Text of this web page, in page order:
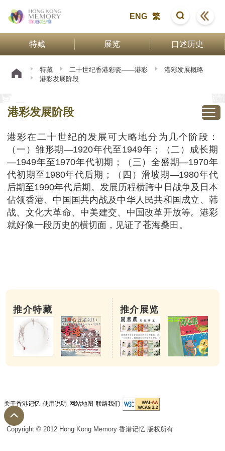
ENG 繁
特藏 展览 口述历史
特藏 二十世纪香港彩瓷——港彩
港彩发展概略
港彩发展阶段
港彩发展阶段
港彩在二十世纪的发展可大略地分为几个阶段：
（一）雏形期—1920年代至1949年；（二）成长期
—1949年至1970年代初期；（三）全盛期—1970年
代初期至1980年代后期；（四）滑坡期—1980年代
后期至1990年代后期。发展历程横跨中日战争及日本
佔领香港、中国国共内战及中华人民共和国成立、韩
战、文化大革命、中美建交、中国改革开放等。港彩
就好像一段历史的横切面，见证了苍海桑田。
推介特藏 推介展览
关于香港记忆 使用说明 网站地图 联络我们
Copyright © 2012 Hong Kong Memory 香港记忆 版权所有